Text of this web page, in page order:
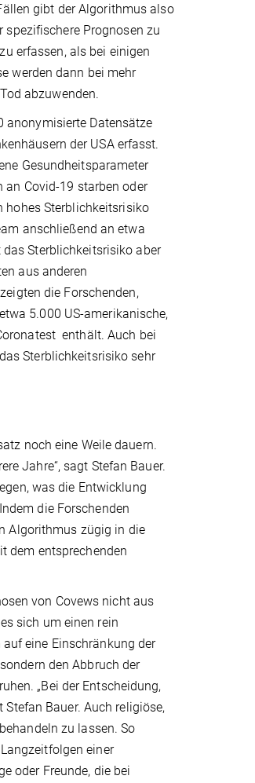
gibt der Algorithmus also
Prognosen zu
erfassen, als bei einigen
werden dann bei mehr
abzuwenden.
anonymisierte Datensätze
der USA erfasst.
Gesundheitsparameter
an Covid-19 starben oder
hohes Sterblichkeitsrisiko
anschließend an etwa
Sterblichkeitsrisiko aber
aus anderen
die Forschenden,
5.000 US-amerikanische,
enthält. Auch bei
Sterblichkeitsrisiko sehr
noch eine Weile dauern.
Jahre“, sagt Stefan Bauer.
was die Entwicklung
die Forschenden
Algorithmus zügig in die
dem entsprechenden
von Covews nicht aus
sich um einen rein
eine Einschränkung der
den Abbruch der
„Bei der Entscheidung,
Bauer. Auch religiöse,
zu lassen. So
einer
oder Freunde, die bei